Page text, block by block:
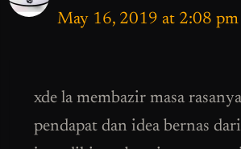
May 16, 2019 at 2:08 pm
xde la membazir masa
pendapat dan idea bernas